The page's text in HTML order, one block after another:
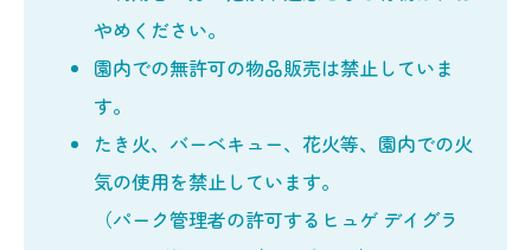
やめください。
園内での無許可の物品販売は禁止していま
す。
たき火、バーベキュー、花火等、園内での火
気の使用を禁止しています。
（パーク管理者の許可するヒュゲ デイグラ